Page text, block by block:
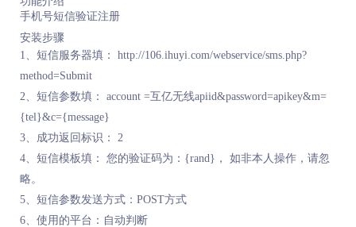
手机号短信验证注册
安装步骤
1、短信服务器填： http://106.ihuyi.com/webservice/sms.php?
method=Submit
2、短信参数填： account =互亿无线apiid&password=apikey&m=
{tel}&c={message}
3、成功返回标识： 2
4、短信模板填： 您的验证码为：{rand}， 如非本人操作，请忽
略。
5、短信参数发送方式：POST方式
6、使用的平台：自动判断